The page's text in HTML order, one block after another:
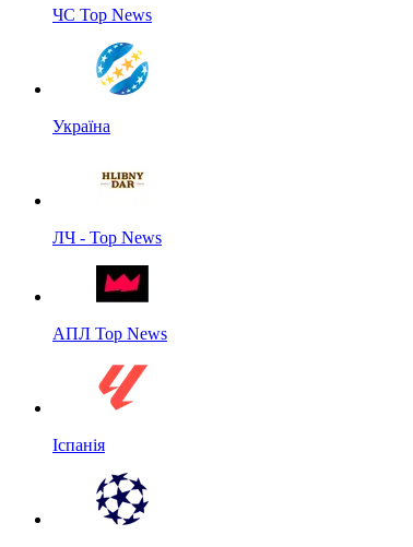
ЧС Top News
Україна
ЛЧ - Top News
АПЛ Top News
Іспанія